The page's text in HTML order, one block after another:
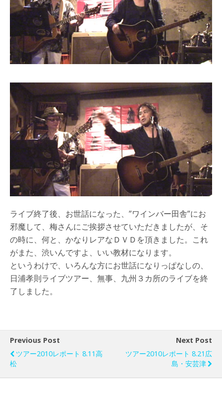
ライブ終了後、お世話になった、”ワインバー田舎”にお
邪魔して、梅さんにご挨拶させていただきましたが、そ
の時に、何と、かなりレアなＤＶＤを頂きました。これ
がまた、渋いんですよ、いい教材になります。
というわけで、いろんな方にお世話になりっぱなしの、
日浦孝則ライブツアー、無事、九州３カ所のライブを終
了しました。
Previous Post
ツアー2010レポート 8.11高
松
Next Post
ツアー2010レポート 8.21広
島・安芸津